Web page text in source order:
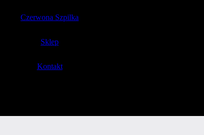
Czerwona Szpilka
Sklep
Kontakt